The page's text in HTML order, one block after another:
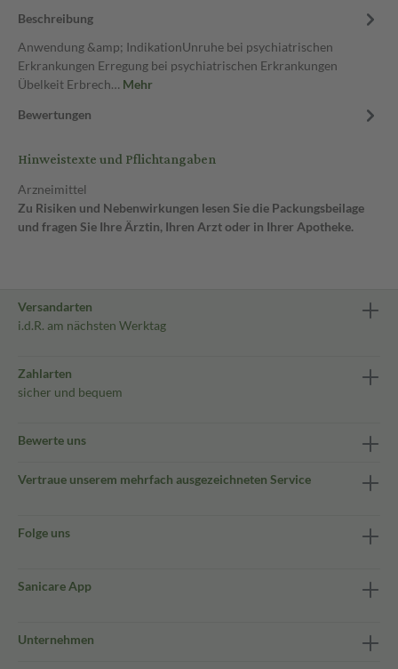
Beschreibung
Anwendung &amp; IndikationUnruhe bei psychiatrischen
Erkrankungen Erregung bei psychiatrischen Erkrankungen
Übelkeit Erbrech… Mehr
Bewertungen
Hinweistexte und Pflichtangaben
Arzneimittel
Zu Risiken und Nebenwirkungen lesen Sie die Packungsbeilage
und fragen Sie Ihre Ärztin, Ihren Arzt oder in Ihrer Apotheke.
Versandarten
i.d.R. am nächsten Werktag
Zahlarten
sicher und bequem
Bewerte uns
Vertraue unserem mehrfach ausgezeichneten Service
Folge uns
Sanicare App
Unternehmen